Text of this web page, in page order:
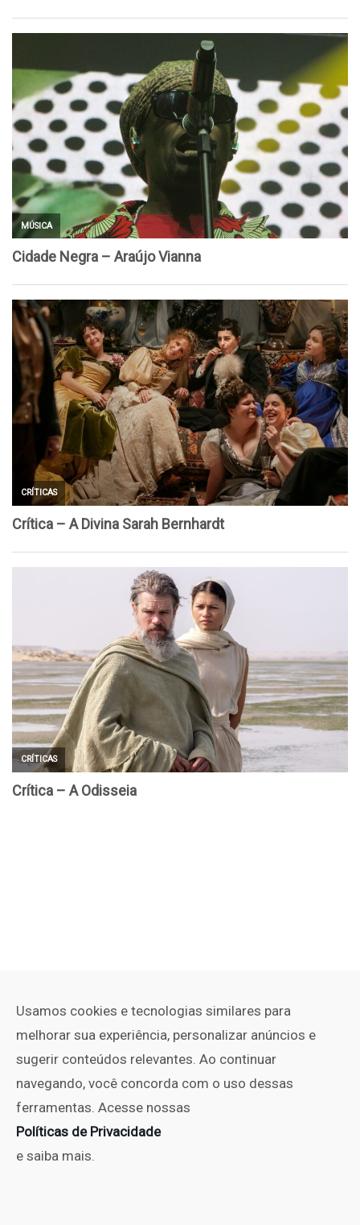
Usamos cookies e tecnologias similares para
melhorar sua experiência, personalizar anúncios e
sugerir conteúdos relevantes. Ao continuar
navegando, você concorda com o uso dessas
ferramentas. Acesse nossas
Políticas de Privacidade
e saiba mais.